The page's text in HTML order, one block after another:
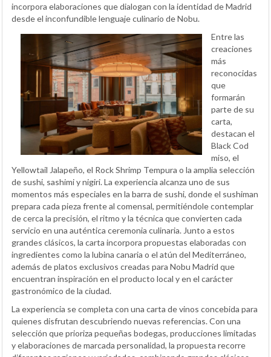
incorpora elaboraciones que dialogan con la identidad de Madrid
desde el inconfundible lenguaje culinario de Nobu.
Entre las
creaciones
más
reconocidas
que
formarán
parte de su
carta,
destacan el
Black Cod
miso, el
Yellowtail Jalapeño, el Rock Shrimp Tempura o la amplia selección
de sushi, sashimi y nigiri. La experiencia alcanza uno de sus
momentos más especiales en la barra de sushi, donde el sushiman
prepara cada pieza frente al comensal, permitiéndole contemplar
de cerca la precisión, el ritmo y la técnica que convierten cada
servicio en una auténtica ceremonia culinaria. Junto a estos
grandes clásicos, la carta incorpora propuestas elaboradas con
ingredientes como la lubina canaria o el atún del Mediterráneo,
además de platos exclusivos creadas para Nobu Madrid que
encuentran inspiración en el producto local y en el carácter
gastronómico de la ciudad.
La experiencia se completa con una carta de vinos concebida para
quienes disfrutan descubriendo nuevas referencias. Con una
selección que prioriza pequeñas bodegas, producciones limitadas
y elaboraciones de marcada personalidad, la propuesta recorre